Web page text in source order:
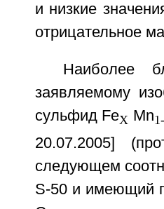
и низкие
отрицательное
Наиболее
заявляемому
сульфид FeX Mn
20.07.2005]
следующем
S-50 и имеющий